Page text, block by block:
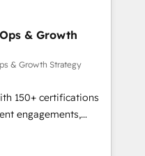
RevOps
commerciales et
API,
les visiteurs en
(SEO, SEA,
ABM, IA,
& Growth
& Growth Strategy
150+ certifications
engagements,
into
onboarding to